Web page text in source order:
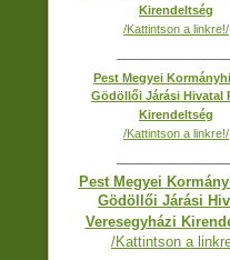
Kirendeltség
/Kattintson a linkre!/
Pest Megyei
Gödöllői Járási Hivatal
Kirendeltség
/Kattintson a linkre!/
Pest Megyei
Gödöllői Járási
Veresegyházi
/Kattintson a